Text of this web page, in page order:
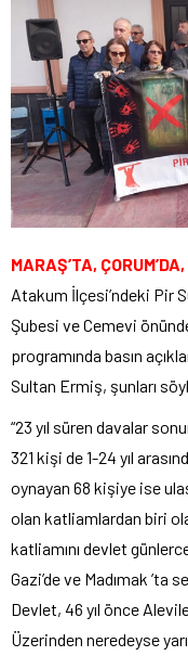
MARAŞ’TA,
Atakum İlçesi’ndeki Pir
Şubesi ve Cemevi
programında basın
Sultan Ermiş, şunları
“23 yıl süren davalar
321 kişi de 1-24 yıl
oynayan 68 kişiye ise
olan katliamlardan biri
katliamını devlet
Gazi’de ve Madımak ’ta
Devlet, 46 yıl önce
Üzerinden neredeyse